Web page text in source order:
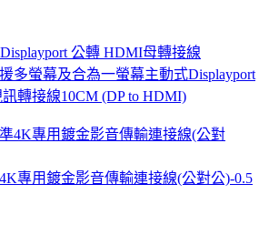
多螢幕及合為一螢幕主動式Displayport
轉接線10CM (DP to HDMI)
專用鍍金影音傳輸連接線(公對公)-0.5